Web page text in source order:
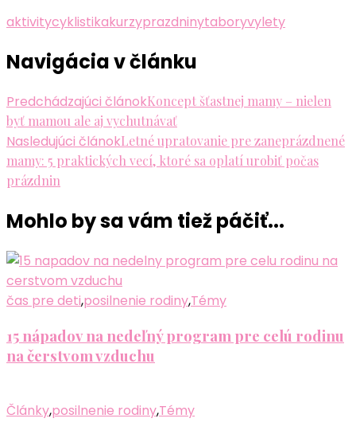
aktivitycyklistikakurzyprazdninytaboryvylety
Navigácia v článku
Predchádzajúci článokKoncept šťastnej mamy – nielen
byť mamou ale aj vychutnávať
Nasledujúci článokLetné upratovanie pre zaneprázdnené
mamy: 5 praktických vecí, ktoré sa oplatí urobiť počas
prázdnin
Mohlo by sa vám tiež páčiť...
čas pre deti,posilnenie rodiny,Témy
15 nápadov na nedeľný program pre celú rodinu
na čerstvom vzduchu
Články,posilnenie rodiny,Témy